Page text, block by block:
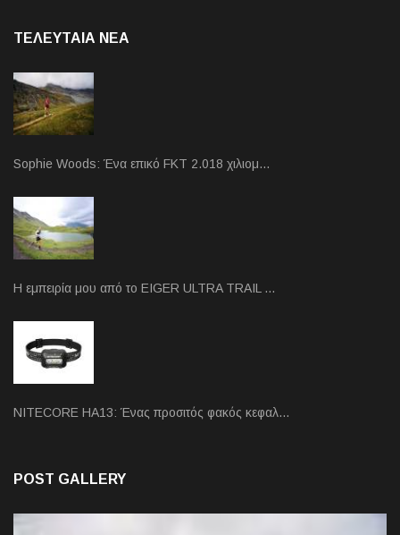
ΤΕΛΕΥΤΑΙΑ NEA
Sophie Woods: Ένα επικό FKT 2.018 χιλιομ…
Η εμπειρία μου από το EIGER ULTRA TRAIL …
NITECORE HA13: Ένας προσιτός φακός κεφαλ…
POST GALLERY